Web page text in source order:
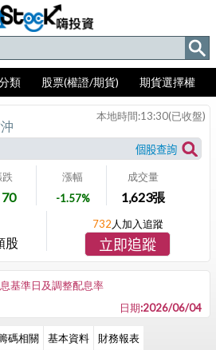
類 股票(權證/期貨) 期貨選擇權
漲幅
-1.57%
成交量
1,623張
股
本地時間:13:30(已收盤)
732 人加入追蹤
立即追蹤
基準日及調整配息率
日期:2026/06/04
碼相關 基本資料 財務報表